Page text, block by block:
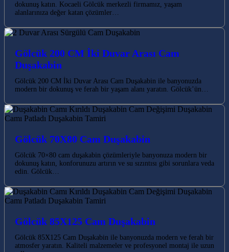
dokunuş katın. Kocaeli Gölcük merkezli firmamız, yaşam
alanlarınıza değer katan çözümler…
Gölcük 200 CM İki Duvar Arası Cam
Duşakabin
Gölcük 200 CM İki Duvar Arası Cam Duşakabin ile banyonuzda
modern bir dokunuş ve ferah bir yaşam alanı yaratın. Gölcük’ün…
Gölcük 70X80 Cam Duşakabin
Gölcük 70×80 cam duşakabin çözümleriyle banyonuza modern bir
dokunuş katın, konforunuzu artırın ve su sızıntısı gibi sorunlara veda
edin. Gölcük…
Gölcük 85X125 Cam Duşakabin
Gölcük 85X125 Cam Duşakabin ile banyonuzda modern ve ferah bir
atmosfer yaratın. Kaliteli malzemeler ve profesyonel montaj ile uzun